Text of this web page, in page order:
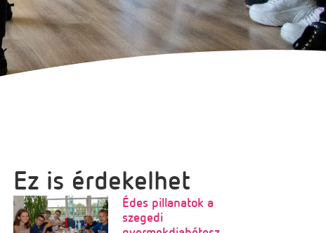
Ez is érdekelhet
Édes pillanatok a
szegedi